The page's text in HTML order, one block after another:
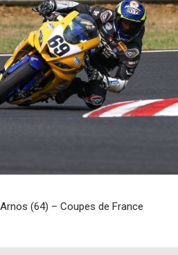
(64) – Coupes de France